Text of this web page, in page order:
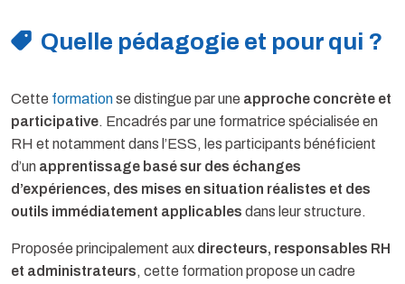
Quelle pédagogie et pour qui ?
Cette formationse distingue par une approche concrète et
participative. Encadrés par une formatrice spécialisée en
RH et notamment dans l’ESS, les participants bénéficient
d’un apprentissage basé sur des échanges
d’expériences, des mises en situation réalistes et des
outils immédiatement applicables dans leur structure.
Proposée principalement aux directeurs, responsables RH
et administrateurs, cette formation propose un cadre